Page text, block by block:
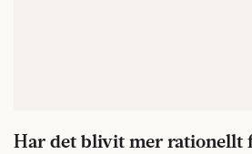
Har det blivit mer rationellt